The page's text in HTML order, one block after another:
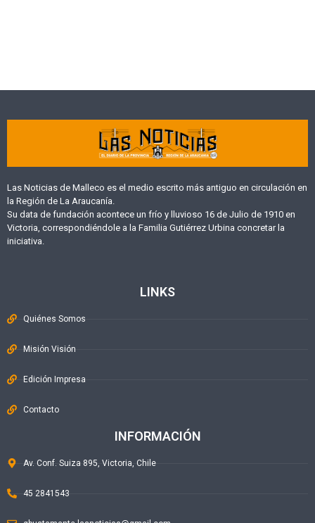
Las Noticias de Malleco es el medio escrito más antiguo en circulación en
la Región de La Araucanía.
Su data de fundación acontece un frío y lluvioso 16 de Julio de 1910 en
Victoria, correspondiéndole a la Familia Gutiérrez Urbina concretar la
iniciativa.
LINKS
Quiénes Somos
Misión Visión
Edición Impresa
Contacto
INFORMACIÓN
Av. Conf. Suiza 895, Victoria, Chile
45 2841543